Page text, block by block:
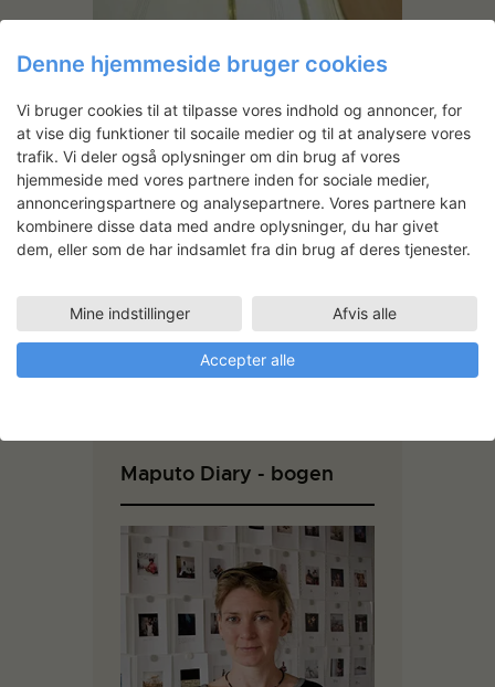
Signe Frederiksen: At lære at
Maputo Diary - bogen
Denne hjemmeside bruger cookies
Vi bruger cookies til at tilpasse vores indhold og annoncer, for
at vise dig funktioner til socaile medier og til at analysere vores
trafik. Vi deler også oplysninger om din brug af vores
hjemmeside med vores partnere inden for sociale medier,
annonceringspartnere og analysepartnere. Vores partnere kan
kombinere disse data med andre oplysninger, du har givet
dem, eller som de har indsamlet fra din brug af deres tjenester.
Mine indstillinger Afvis alle
Accepter alle